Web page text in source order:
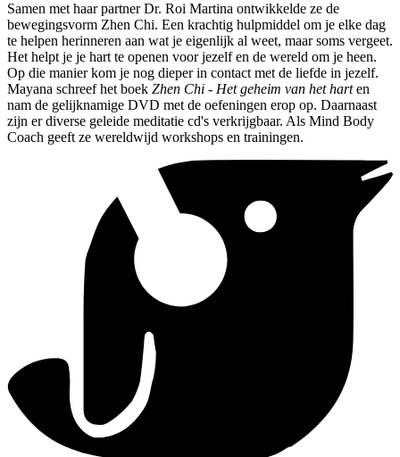
Samen met haar partner Dr. Roi Martina ontwikkelde ze de
bewegingsvorm Zhen Chi. Een krachtig hulpmiddel om je elke dag
te helpen herinneren aan wat je eigenlijk al weet, maar soms vergeet.
Het helpt je je hart te openen voor jezelf en de wereld om je heen.
Op die manier kom je nog dieper in contact met de liefde in jezelf.
Mayana schreef het boek Zhen Chi - Het geheim van het harten
nam de gelijknamige DVD met de oefeningen erop op. Daarnaast
zijn er diverse geleide meditatie cd's verkrijgbaar. Als Mind Body
Coach geeft ze wereldwijd workshops en trainingen.